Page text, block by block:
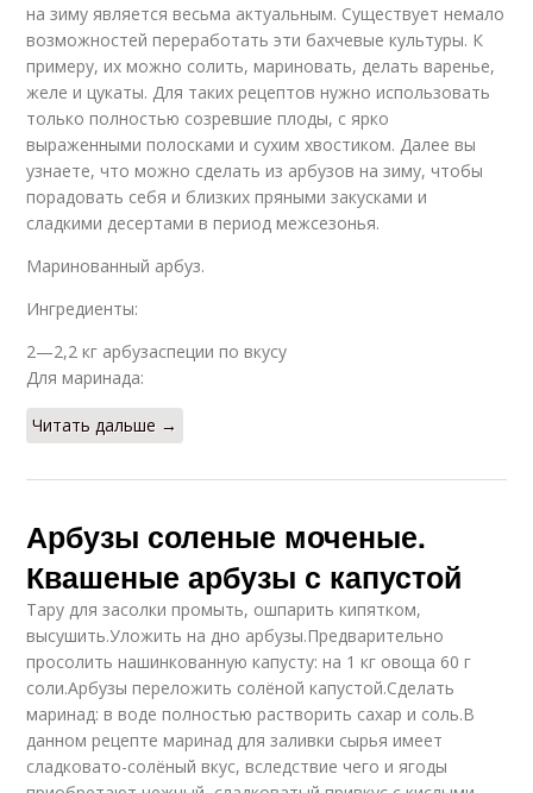
на зиму является весьма актуальным. Существует немало
возможностей переработать эти бахчевые культуры. К
примеру, их можно солить, мариновать, делать варенье,
желе и цукаты. Для таких рецептов нужно использовать
только полностью созревшие плоды, с ярко
выраженными полосками и сухим хвостиком. Далее вы
узнаете, что можно сделать из арбузов на зиму, чтобы
порадовать себя и близких пряными закусками и
сладкими десертами в период межсезонья.
Маринованный арбуз.
Ингредиенты:
2—2,2 кг арбузаспеции по вкусу
Для маринада:
Читать дальше →
Арбузы соленые моченые.
Квашеные арбузы с капустой
Тару для засолки промыть, ошпарить кипятком,
высушить.Уложить на дно арбузы.Предварительно
просолить нашинкованную капусту: на 1 кг овоща 60 г
соли.Арбузы переложить солёной капустой.Сделать
маринад: в воде полностью растворить сахар и соль.В
данном рецепте маринад для заливки сырья имеет
сладковато-солёный вкус, вследствие чего и ягоды